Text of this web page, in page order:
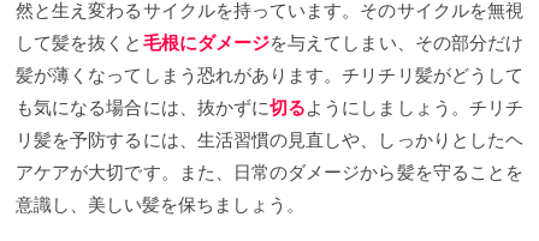
然と生え変わるサイクルを持っています。そのサイクルを無視
して髪を抜くと 毛根にダメージを与えてしまい、その部分だけ
髪が薄くなってしまう恐れがあります。チリチリ髪がどうして
も気になる場合には、抜かずに切るようにしましょう。チリチ
リ髪を予防するには、生活習慣の見直しや、しっかりとしたヘ
アケアが大切です。また、日常のダメージから髪を守ることを
意識し、美しい髪を保ちましょう。